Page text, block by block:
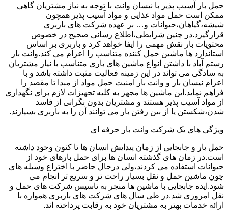
حمل بار آسیب پذیر با نیسان وانت با توجه به نیاز مشتریان گاهی
ممکن است حمل مواد غذایی و مواد آسیب پذیر همچون
شیشه،گیاهان،حیوانات و… بر عهده شرکت های باربری
قرارگیرد.در چنین شرایطی،اطلاع رسانی صحیح در خصوص
محتویات بار نقش مهمی را ایفا خواهد کرد و باربری بر اساس
استاندارد ها ماشین حمل کننده متناسب را اعزام می کند.وانت بار
رستم آباد با داشتن انواع ماشین های باری متناسب با نیاز مشتریان
به سادگی می تواند در این زمینه فعالیت مثبت داشته باشد و با
اعزام نیسان بار و وانت بار امنیت حمل مواد از مبدا تا مقصد را
فراهم نماید.این ماشین ها مجهز به کلیه تجهیزات لازم برای نگهداری
از مواد آسیب پذیر هستند و مشتریان بدون نگرانی از فاسد
شدن،شکستن یا از بین رفتن بار می توانند آن را به باربری بسپارند.
ویژگی های یک شرکت وانت بار حرفه ای
حمل بار و جابجایی از زمان پیدایش انسان ها تا کنون وجود داشته
است.در زمان های گذشته انسان ها برای حمل بارهای خود از
حیوانات استفاده می کردند،ولی درحال حاضر با اختراع وسیله های
چون ماشین حمل و نقل بسیار راحت تر و سریع تر انجام می
شود.ایده جابجایی با ماشین ها منجر به تاسیس شرکت های حمل و
نقل امروزی شد.در طی سال های شرکت های باربری همواره با
ارائه خدمات بهتر به مشتریان خود به رقابت پرداخته اند.